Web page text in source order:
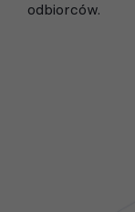
odbiorców.